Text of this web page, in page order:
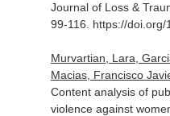
Journal of Loss &
99-116. https://
Murvartian, Lara,
Macias, Francisco
Content analysis of
violence against